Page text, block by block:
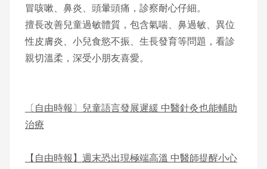
冒咳嗽、鼻炎、頭暈頭痛，診察耐心仔細。
擅長改善兒童過敏體質，包含氣喘、鼻過敏、異位
性皮膚炎、小兒食慾不振、生長發育等問題，看診
親切溫柔，深受小朋友喜愛。
〔自由時報〕兒童語言發展遲緩 中醫針灸也能輔助
治療
【自由時報】週末恐出現極端高溫 中醫師提醒小心